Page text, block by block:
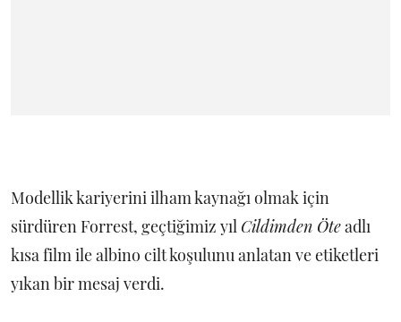
Modellik kariyerini ilham kaynağı olmak için
sürdüren Forrest, geçtiğimiz yıl Cildimden Öteadlı
kısa film ile albino cilt koşulunu anlatan ve etiketleri
yıkan bir mesaj verdi.